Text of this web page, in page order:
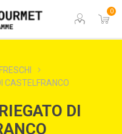
0
CASTELFRANCO
DI